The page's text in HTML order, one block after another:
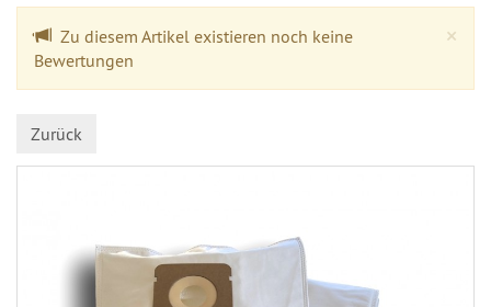
×
Zu diesem Artikel existieren noch keine
Bewertungen
Zurück